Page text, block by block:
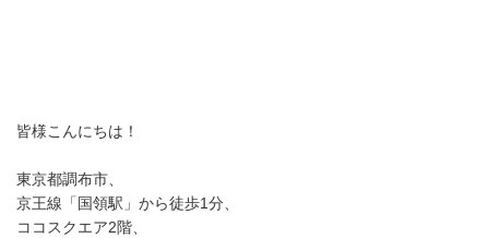
皆様こんにちは！
東京都調布市、
京王線「国領駅」から徒歩1分、
ココスクエア2階、